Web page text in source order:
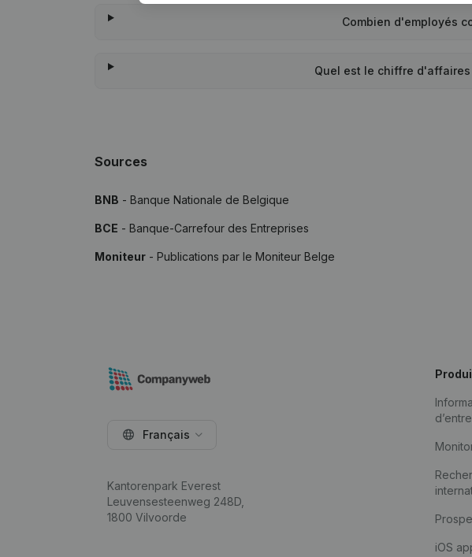
Combien d'employés
Quel est le chiffre
Sources
BNB - Banque Nationale de Belgique
BCE - Banque-Carrefour des Entreprises
Moniteur - Publications par le Moniteur Belge
Français
Kantorenpark Everest
Leuvensesteenweg 248D,
1800 Vilvoorde
iOS